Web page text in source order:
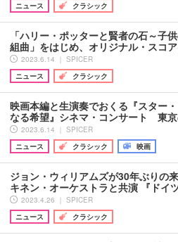
ニュース
クラシック
「ハリー・ポッターと賢者の石～子
組曲」をはじめ、オリジナル・スコ
2023.6.14 ｜ SPICER
ニュース
クラシック
映画本編と生演奏でおくる『スター
なる希望』シネマ・コンサート 東
2023.6.14 ｜ SPICER
ニュース
クラシック 映画
ジョン・ウィリアムズが30年ぶりの
キネン・オーケストラと共演 『ドイ
2023.4.26 ｜ SPICER
ニュース
クラシック